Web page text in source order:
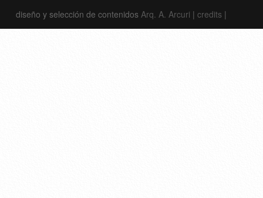
diseño y selección de contenidos Arq. A. Arcuri | credits |